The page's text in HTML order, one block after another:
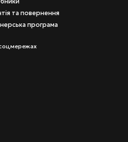
її при жорсткій фіксації.
сторін трубу магістралі.
та повернення
програма